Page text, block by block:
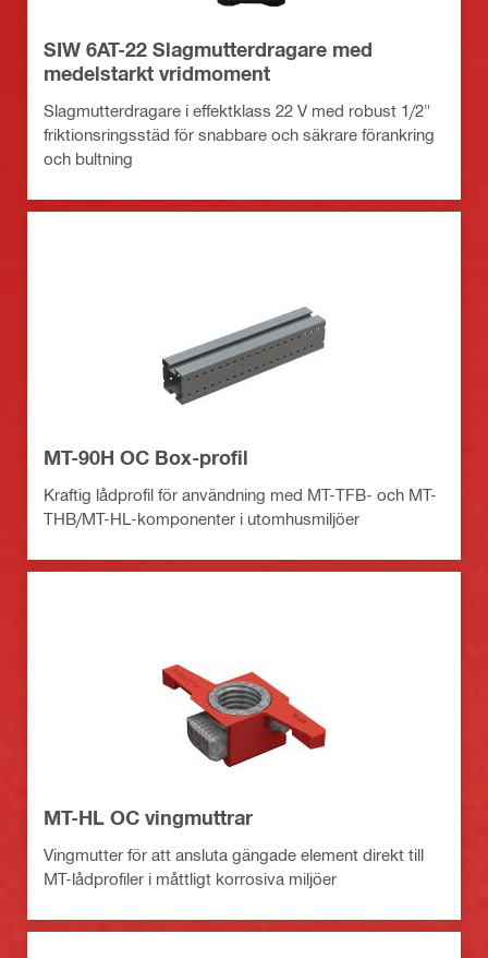
SIW 6AT-22 Slagmutterdragare med
medelstarkt vridmoment
Slagmutterdragare i effektklass 22 V med robust 1/2"
friktionsringsstäd för snabbare och säkrare förankring
och bultning
MT-90H OC Box-profil
Kraftig lådprofil för användning med MT-TFB- och MT-
THB/MT-HL-komponenter i utomhusmiljöer
MT-HL OC vingmuttrar
Vingmutter för att ansluta gängade element direkt till
MT-lådprofiler i måttligt korrosiva miljöer